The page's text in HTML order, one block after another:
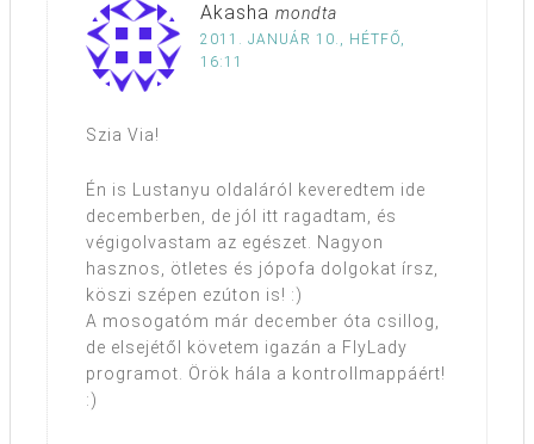
Akasha mondta
2011. JANUÁR 10., HÉTFŐ,
16:11
Szia Via!
Én is Lustanyu oldaláról keveredtem ide
decemberben, de jól itt ragadtam, és
végigolvastam az egészet. Nagyon
hasznos, ötletes és jópofa dolgokat írsz,
köszi szépen ezúton is! :)
A mosogatóm már december óta csillog,
de elsejétől követem igazán a FlyLady
programot. Örök hála a kontrollmappáért!
:)